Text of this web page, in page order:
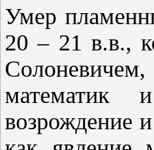
Умер
20 – 21 в.в.,
математик
возрождение